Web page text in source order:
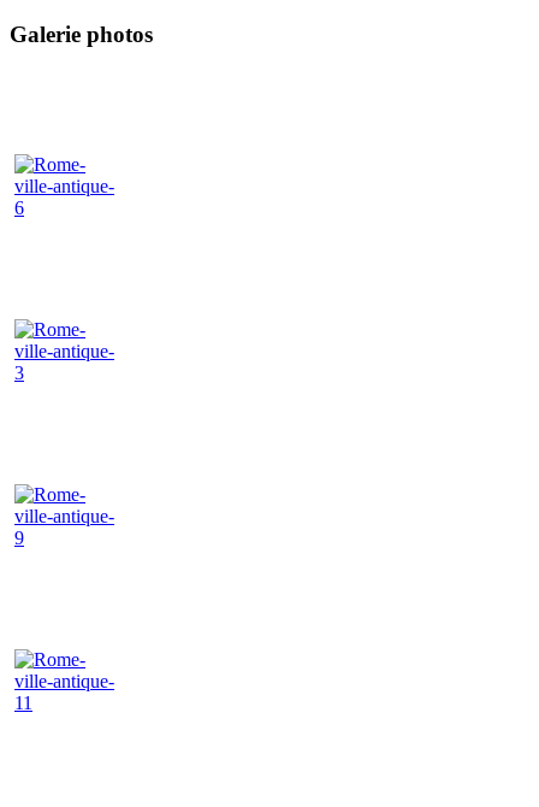
Galerie photos